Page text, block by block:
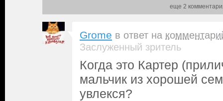
еще 2
Grome в ответ на
Заслуженный зритель
Когда это Картер
мальчик из хорошей
увлекся?